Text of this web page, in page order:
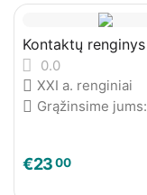
Kontaktų renginys
0.0
XXI a. renginiai
Grąžinsime jums:
€2300